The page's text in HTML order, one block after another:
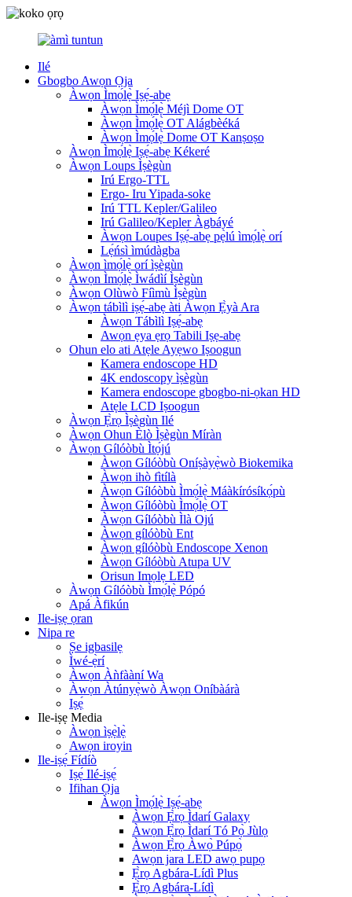
Ilé
Gbogbo Awọn Ọja
Àwọn Ìmọ́lẹ̀ Iṣẹ́-abẹ
Àwọn Ìmọ́lẹ̀ Méjì Dome OT
Àwọn Ìmọ́lẹ̀ OT Alágbèéká
Àwọn Ìmọ́lẹ̀ Dome OT Kanṣoṣo
Àwọn Ìmọ́lẹ̀ Iṣẹ́-abẹ Kékeré
Àwọn Loups Ìṣègùn
Irú Ergo-TTL
Ergo- Iru Yipada-soke
Irú TTL Kepler/Galileo
Irú Galileo/Kepler Àgbáyé
Àwọn Loupes Iṣẹ́-abẹ pẹ̀lú ìmọ́lẹ̀ orí
Lẹ́ńsì ìmúdàgba
Àwọn ìmọ́lẹ̀ orí ìṣègùn
Àwọn Ìmọ́lẹ̀ Ìwádìí Ìṣègùn
Àwọn Olùwò Fíìmù Ìṣègùn
Àwọn tábìlì iṣẹ́-abẹ àti Àwọn Ẹ̀yà Ara
Àwọn Tábìlì Iṣẹ́-abẹ
Awọn ẹya ẹrọ Tabili Iṣẹ-abẹ
Ohun elo ati Atẹle Ayẹwo Iṣoogun
Kamera endoscope HD
4K endoscopy ìṣègùn
Kamera endoscope gbogbo-ni-ọkan HD
Atẹle LCD Iṣoogun
Àwọn Ẹ̀rọ Ìṣègùn Ilé
Àwọn Ohun Èlò Ìṣègùn Míràn
Àwọn Gílóòbù Ìtọ́jú
Àwọn Gílóòbù Oníṣàyẹ̀wò Biokemika
Àwọn ihò fìtílà
Àwọn Gílóòbù Ìmọ́lẹ̀ Máàkírósíkọ́pù
Àwọn Gílóòbù Ìmọ́lẹ̀ OT
Àwọn Gílóòbù Ìlà Ojú
Àwọn gílóòbù Ent
Àwọn gílóòbù Endoscope Xenon
Àwọn Gílóòbù Atupa UV
Orisun Imọlẹ LED
Àwọn Gílóòbù Ìmọ́lẹ̀ Pópó
Apá Àfikún
Ile-iṣẹ ọran
Nipa re
Ṣe igbasilẹ
Ìwé-ẹ̀rí
Àwọn Àǹfààní Wa
Àwọn Àtúnyẹ̀wò Àwọn Oníbàárà
Iṣẹ́
Ile-iṣẹ Media
Àwọn ìṣẹ̀lẹ̀
Awọn iroyin
Ile-iṣẹ́ Fídíò
Iṣẹ́ Ilé-iṣẹ́
Ifihan Ọja
Àwọn Ìmọ́lẹ̀ Iṣẹ́-abẹ
Àwọn Ẹ̀rọ Ìdarí Galaxy
Àwọn Ẹ̀rọ Ìdarí Tó Pọ̀ Jùlọ
Àwọn Ẹ̀rọ Àwọ̀ Púpọ̀
Awọn jara LED awọ pupọ
Ẹ̀rọ Agbára-Lídì Plus
Ẹ̀rọ Agbára-Lídì